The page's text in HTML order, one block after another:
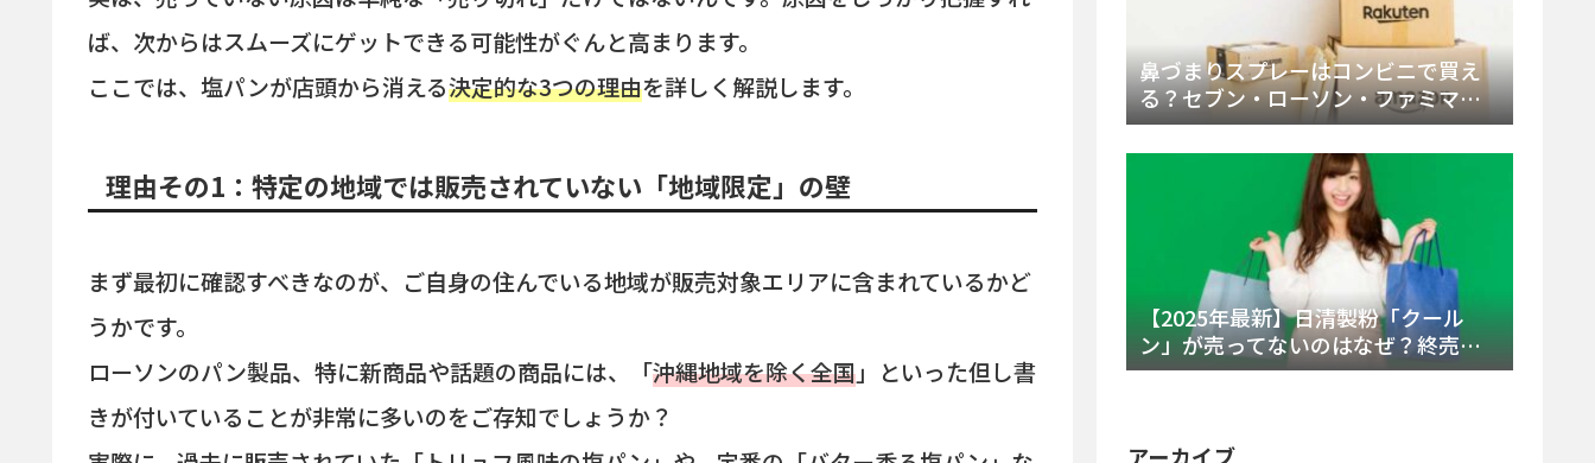
ば、次からはスムーズにゲットできる可能性がぐんと高まります。
ここでは、塩パンが店頭から消える決定的な3つの理由を詳しく解説します。
理由その1：特定の地域では販売されていない「地域限定」の壁
まず最初に確認すべきなのが、ご自身の住んでいる地域が販売対象エリアに含まれているかど
うかです。
ローソンのパン製品、特に新商品や話題の商品には、「沖縄地域を除く全国」といった但し書
きが付いていることが非常に多いのをご存知でしょうか？
鼻づまりスプレーはコンビニで買え
る？セブン・ローソン・ファミマの
販売時間と主要製品を徹底解説
【2025年最新】日清製粉「クール
ン」が売ってないのはなぜ？終売の
真相とレアチーズケーキ代替品・再
アーカイブ